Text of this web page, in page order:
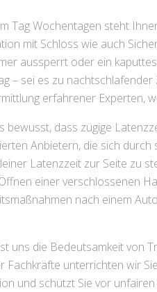
Tag Wochentagen steht
mit Schloss wie auch
aussperrt oder ein
– sei es zu
erfahrener Experten,
bewusst, dass zügige
Anbietern, die sich
Latenzzeit zur Seite zu
einer verschlossenen
nach einem
uns die Bedeutsamkeit von
Fachkräfte unterrichten wir
und schützt Sie vor